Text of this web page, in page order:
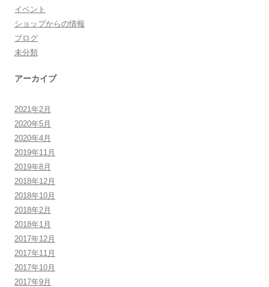
イベント
ショップからの情報
ブログ
未分類
アーカイブ
2021年2月
2020年5月
2020年4月
2019年11月
2019年8月
2018年12月
2018年10月
2018年2月
2018年1月
2017年12月
2017年11月
2017年10月
2017年9月